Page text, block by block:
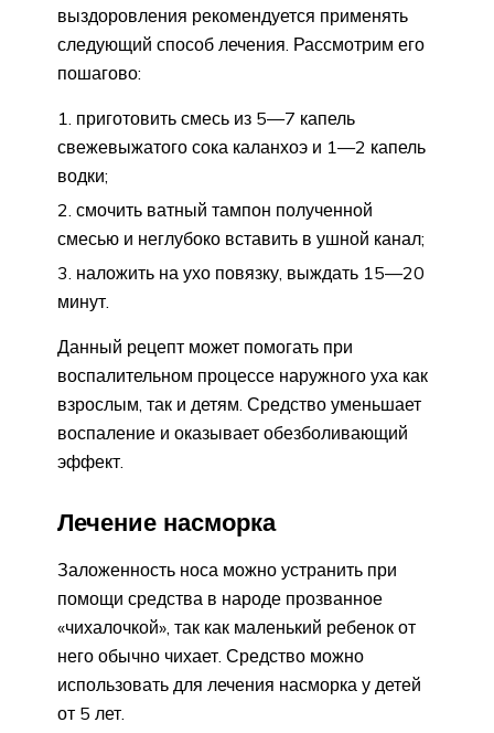
выздоровления рекомендуется применять
следующий способ лечения. Рассмотрим его
пошагово:
приготовить смесь из 5—7 капель
свежевыжатого сока каланхоэ и 1—2 капель
водки;
смочить ватный тампон полученной
смесью и неглубоко вставить в ушной канал;
наложить на ухо повязку, выждать 15—20
минут.
Данный рецепт может помогать при
воспалительном процессе наружного уха как
взрослым, так и детям. Средство уменьшает
воспаление и оказывает обезболивающий
эффект.
Лечение насморка
Заложенность носа можно устранить при
помощи средства в народе прозванное
«чихалочкой», так как маленький ребенок от
него обычно чихает. Средство можно
использовать для лечения насморка у детей
от 5 лет.